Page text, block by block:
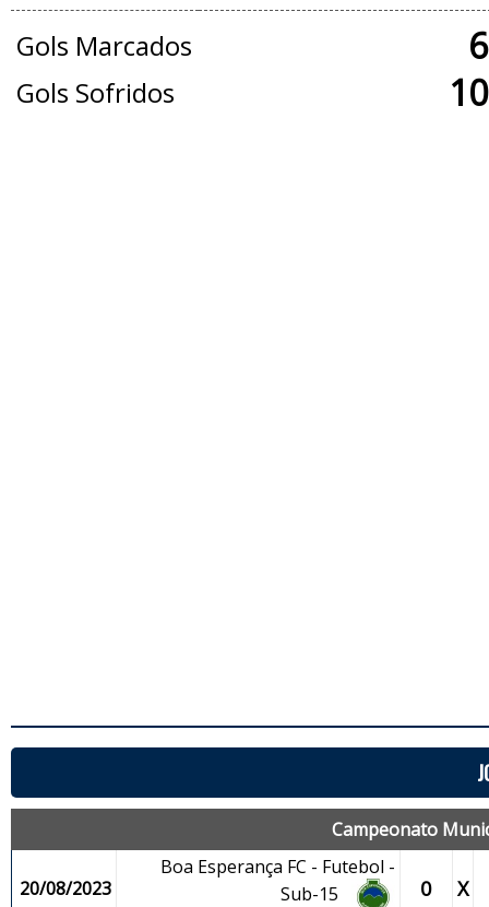
Gols Marcados
Gols Sofridos
Campeonato
20/08/2023
Boa Esperança FC - Futebol -
Sub-15
0 X